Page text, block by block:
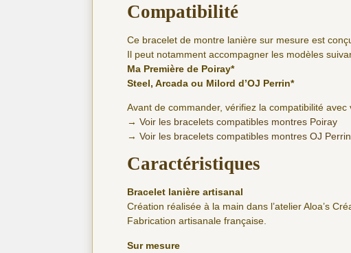
Compatibilité
Ce bracelet de montre lanière sur mesure est
Il peut notamment accompagner les modèles
Ma Première de Poiray*
Steel, Arcada ou Milord d’OJ Perrin*
Avant de commander, vérifiez la compatibilité avec
→Voir les bracelets compatibles montres Poiray
→Voir les bracelets compatibles montres OJ Perrin
Caractéristiques
Bracelet lanière artisanal
Création réalisée à la main dans l’atelier Aloa’s
Fabrication artisanale française.
Sur mesure